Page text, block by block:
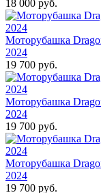
18 000 руб.
Моторубашка
2024
19 700 руб.
Моторубашка
2024
19 700 руб.
Моторубашка
2024
19 700 руб.